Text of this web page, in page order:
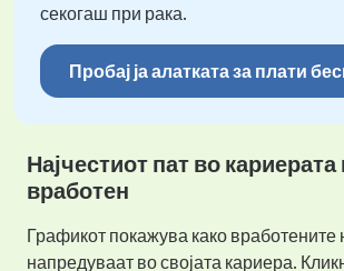
секогаш при рака.
Пробај ја алатката за плати
Најчестиот пат во кариерата
вработен
Графикот покажува како вработените
напредуваат во својата кариера.